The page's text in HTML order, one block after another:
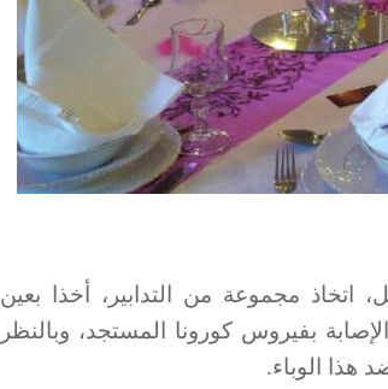
اتخاذ مجموعة من التدابير، أخذا بعين
بفيروس كورونا المستجد، وبالنظر
هذا الوباء.